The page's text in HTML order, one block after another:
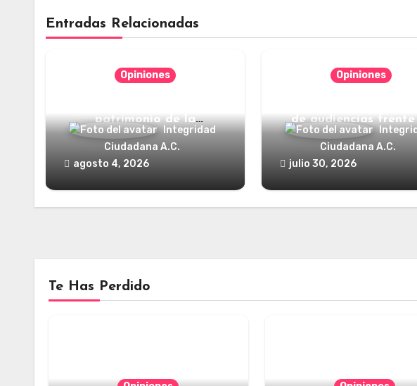
Entradas Relacionadas
Opiniones
patrimonio de la
humanidadIntegridad
Ciudadana A.C.
agosto 4, 2026
Opiniones
de audiencias
poder?
Ciudadana A.C.
julio 30, 2026
Te Has Perdido